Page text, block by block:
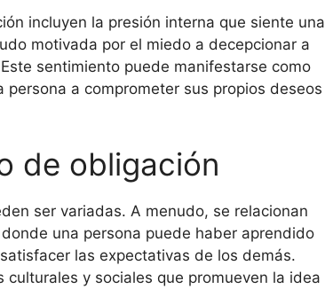
incluyen la presión interna que siente una
motivada por el miedo a decepcionar a
sentimiento puede manifestarse como
a comprometer sus propios deseos
de obligación
ser variadas. A menudo, se relacionan
una persona puede haber aprendido
las expectativas de los demás.
y sociales que promueven la idea